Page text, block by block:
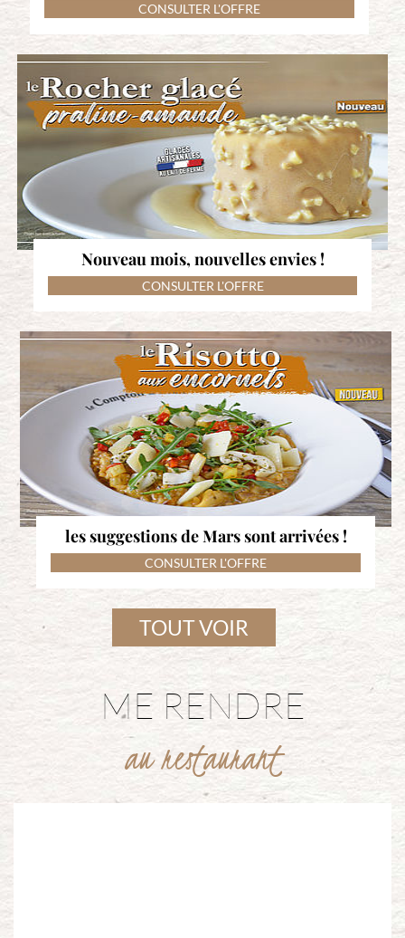
CONSULTER L'OFFRE
Nouveau mois, nouvelles envies !
CONSULTER L'OFFRE
les suggestions de Mars sont arrivées !
CONSULTER L'OFFRE
TOUT VOIR
ME RENDRE
au restaurant